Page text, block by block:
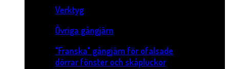
Verktyg
Övriga gångjärn
"Franska" gångjärn för ofalsade
dörrar fönster och skåpluckor